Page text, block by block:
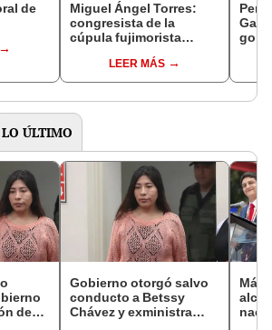
de
Miguel Ángel Torres:
congresista de la
cúpula fujimorista
del SenadoLEER MÁS
LO ÚLTIMO
de
Gobierno otorgó salvo
conducto a Betssy
Chávez y exministra
Más